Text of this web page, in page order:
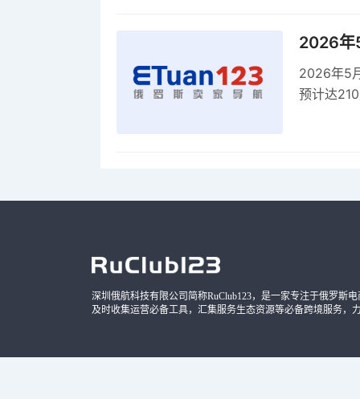
2026年
2026年5
预计达
深圳俄航科技有限公司简称RuClub123，是一家专注于俄罗斯
及时收集运营必备工具，汇集服务生态资源等必备跨境服务，